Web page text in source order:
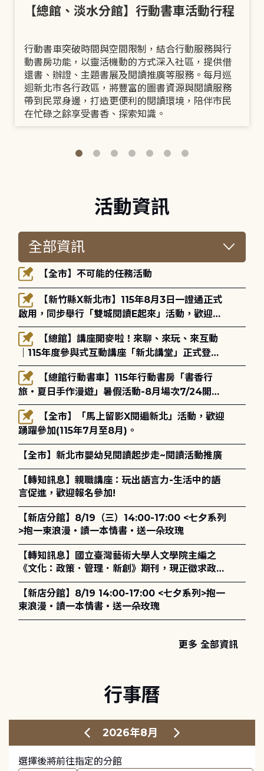
【總館、淡水分館】行動書車活動行程
行動書車突破時間與空間限制，結合行動服務與行
動書房功能，以靈活機動的方式深入社區，提供借
還書、辦證、主題書展及閱讀推廣等服務。每月巡
迴新北市各行政區，將豐富的圖書資源與閱讀服務
帶到民眾身邊，打造更便利的閱讀環境，陪伴市民
在忙碌之餘享受書香、探索知識。
活動資訊
【全市】不可能的任務活動
啟用，同步舉行「雙城閱讀E起來」活動，歡迎踴
躍參加(115年8月3日至10月4日)。
｜115年度參與式互動講座「新北講堂」正式登
場！
旅・夏日手作漫遊」暑假活動-8月場次7/24開始
報名
踴躍參加(115年7月至8月)。
【全市】新北市嬰幼兒閱讀起步走~閱讀活動推廣
【轉知訊息】親職講座：玩出語言力-生活中的語
言促進，歡迎報名參加!
【新店分館】8/19（三）14:00-17:00 <七夕系列
>抱一束浪漫・讀一本情書・送一朵玫瑰
【轉知訊息】國立臺灣藝術大學人文學院主編之
《文化：政策．管理．新創》期刊，現正徵求政策
評論、書評及【邁向具回應力的博物館治理：政
策、領導與管理】主題特刊稿件至2027年6月1日
止，歡迎踴躍投稿。
【新店分館】8/19 14:00-17:00 <七夕系列>抱一
束浪漫・讀一本情書・送一朵玫瑰
更多 全部資訊
行事曆
2026年8月
選擇後將前往指定的分館